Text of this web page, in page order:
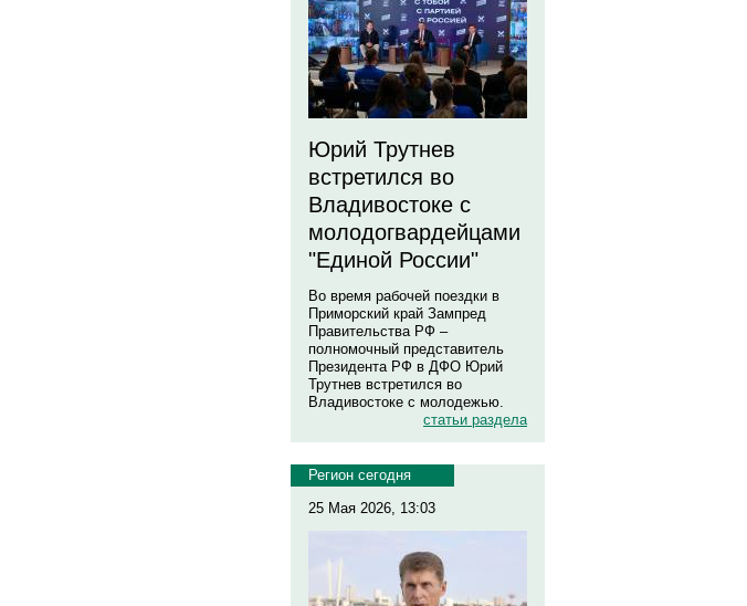
Юрий Трутнев
встретился во
Владивостоке с
молодогвардейцами
"Единой России"
Во время рабочей поездки в
Приморский край Зампред
Правительства РФ –
полномочный представитель
Президента РФ в ДФО Юрий
Трутнев встретился во
Владивостоке с молодежью.
статьи раздела
Регион сегодня
25 Мая 2026, 13:03